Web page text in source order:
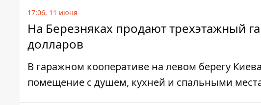
17:06, 11 июня
На Березняках продают трехэтажный
долларов
В гаражном кооперативе на левом берегу
помещение с душем, кухней и спальными